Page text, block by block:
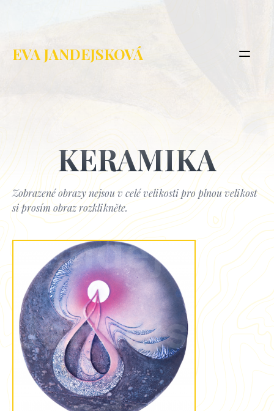
EVA JANDEJSKOVÁ
KERAMIKA
Zobrazené obrazy nejsou v celé velikosti pro plnou velikost
si prosím obraz rozklikněte.